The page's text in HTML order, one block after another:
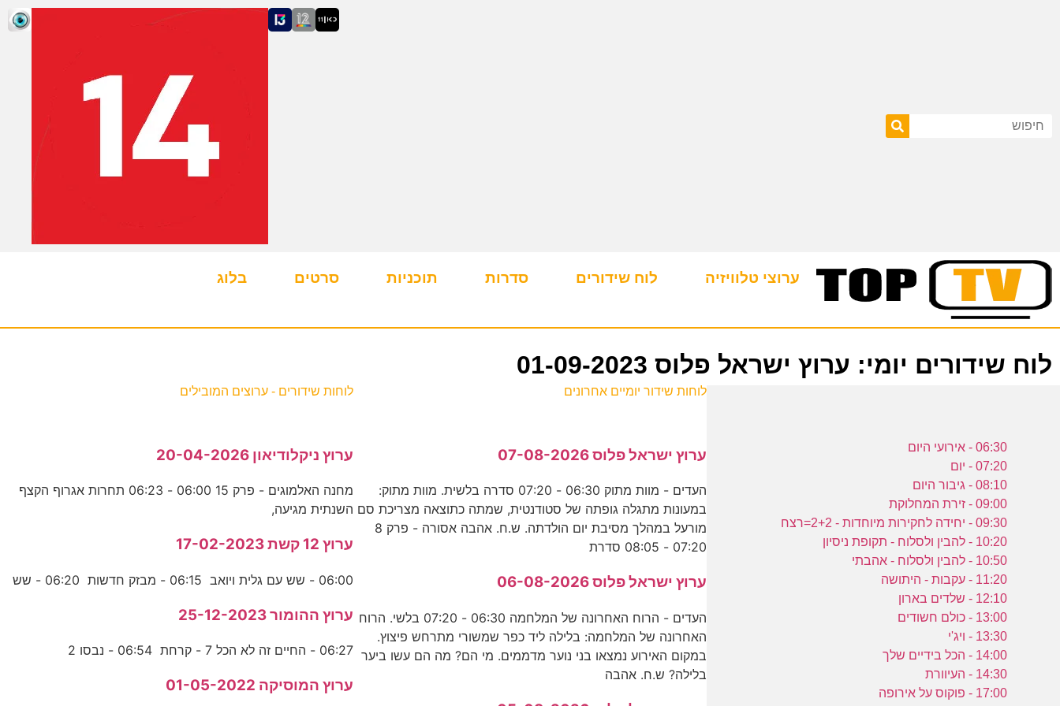
ערוצי טלוויזיה לוח שידורים סדרות תוכניות סרטים בלוג
לוח שידורים יומי: ערוץ ישראל פלוס 01-09-2023
06:30 - אירועי היום
07:20 - יום
08:10 - גיבור היום
09:00 - זירת המחלוקת
09:30 - יחידה לחקירות מיוחדות - 2+2=רצח
10:20 - להבין ולסלוח - תקופת ניסיון
10:50 - להבין ולסלוח - אהבתי
11:20 - עקבות - היתושה
12:10 - שלדים בארון
13:00 - כולם חשודים
13:30 - ויג'י
14:00 - הכל בידיים שלך
14:30 - העיוורת
17:00 - פוקוס על אירופה
לוחות שידור יומיים אחרונים
ערוץ ישראל פלוס 07-08-2026
העדים - מוות מתוק 06:30 - 07:20 סדרה בלשית. מוות מתוק:
במעונות מתגלה גופתה של סטודנטית, שמתה כתוצאה מצריכת סם
מורעל במהלך מסיבת יום הולדתה. ש.ח. אהבה אסורה - פרק 8
07:20 - 08:05 סדרת
ערוץ ישראל פלוס 06-08-2026
העדים - הרוח האחרונה של המלחמה 06:30 - 07:20 בלשי. הרוח
האחרונה של המלחמה: בלילה ליד כפר שמשורי מתרחש פיצוץ.
במקום האירוע נמצאו בני נוער מדממים. מי הם? מה הם עשו ביער
בלילה? ש.ח. אהבה
לוחות שידורים - ערוצים המובילים
ערוץ ניקלודיאון 20-04-2026
מחנה האלמוגים - פרק 15 06:00 - 06:23 תחרות אגרוף הקצף
השנתית מגיעה,
ערוץ 12 קשת 17-02-2023
06:00 - שש עם גלית ויואב 06:15 - מבזק חדשות 06:20 - שש
ערוץ ההומור 25-12-2023
06:27 - החיים זה לא הכל 7 - קרחת 06:54 - נבסו 2
ערוץ המוסיקה 01-05-2022